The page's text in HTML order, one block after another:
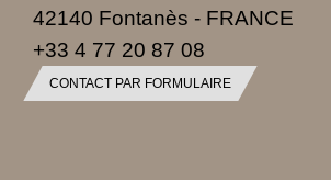
42140 Fontanès - FRANCE
+33 4 77 20 87 08
CONTACT PAR FORMULAIRE